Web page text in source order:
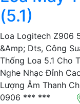
0906 *** ***
Loa Máy
(5.1)
Loa Logitech Z906
&Amp; Dts, Công
Thống Loa 5.1 Cho
Nghe Nhạc Đỉnh